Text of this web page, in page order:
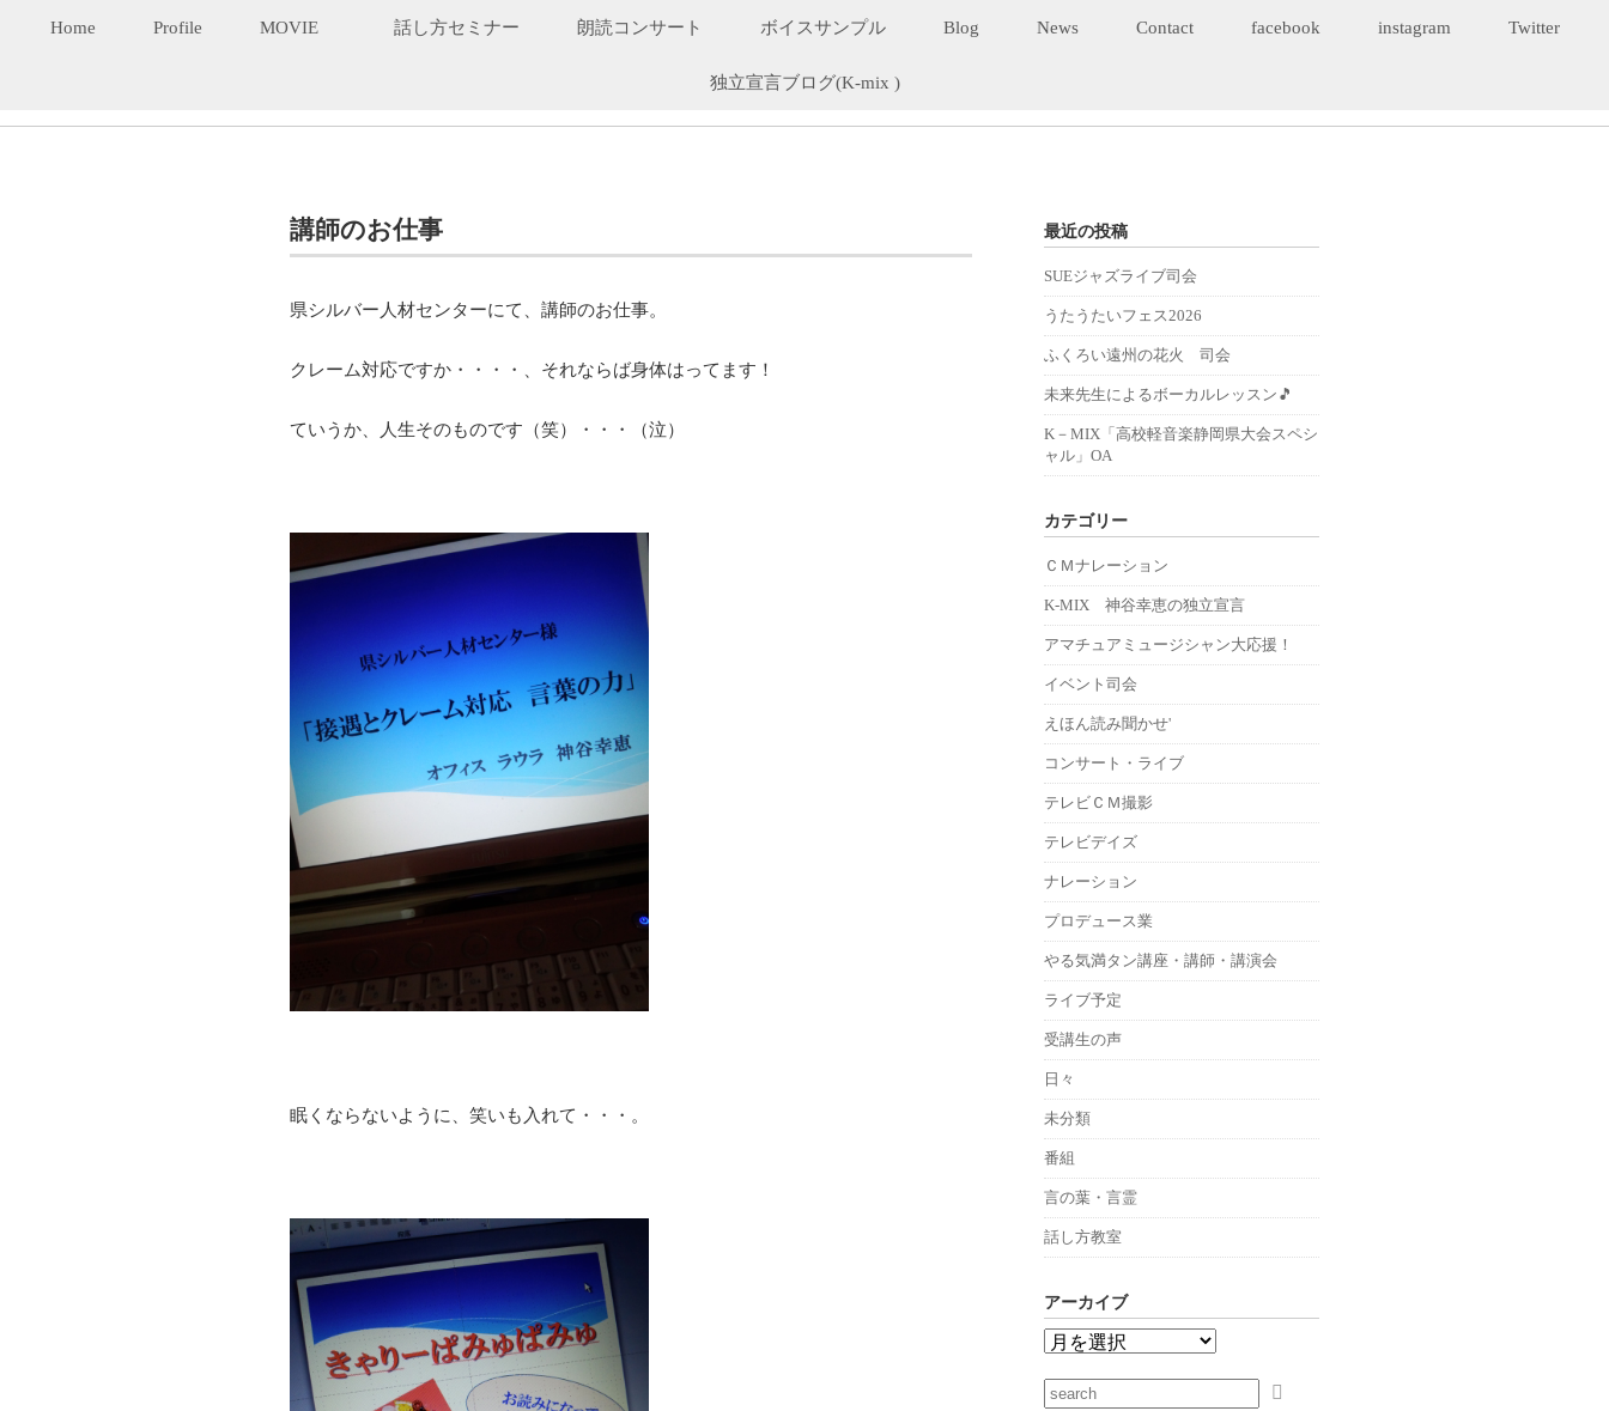
Home Profile MOVIE 話し方セミナー 朗読コンサート ボイスサンプル Blog News Contact facebook instagram Twitter
独立宣言ブログ(K-mix )
講師のお仕事
県シルバー人材センターにて、講師のお仕事。
クレーム対応ですか・・・・、それならば身体はってます！
ていうか、人生そのものです（笑）・・・（泣）
眠くならないように、笑いも入れて・・・。
最近の投稿
SUEジャズライブ司会
うたうたいフェス2026
ふくろい遠州の花火 司会
未来先生によるボーカルレッスン🎵
K－MIX「高校軽音楽静岡県大会スペシ
ャル」OA
カテゴリー
ＣＭナレーション
K-MIX 神谷幸恵の独立宣言
アマチュアミュージシャン大応援！
イベント司会
えほん読み聞かせ'
コンサート・ライブ
テレビＣＭ撮影
テレビデイズ
ナレーション
プロデュース業
やる気満タン講座・講師・講演会
ライブ予定
受講生の声
日々
未分類
番組
言の葉・言霊
話し方教室
アーカイブ